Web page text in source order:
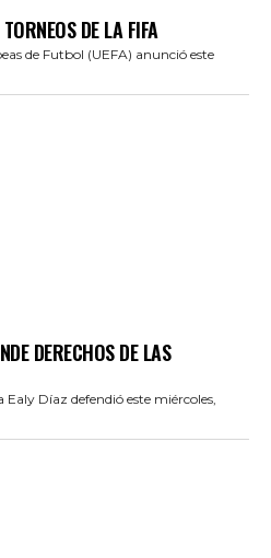
DE LA FIFA
de Futbol (UEFA) anunció este
DERECHOS DE LAS
Díaz defendió este miércoles,